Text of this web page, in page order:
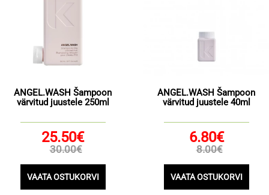
ANGEL.WASH Šampoon
värvitud juustele 250ml
25.50€
30.00€
VAATA OSTUKORVI
ANGEL.WASH Šampoon
värvitud juustele 40ml
6.80€
8.00€
VAATA OSTUKORVI